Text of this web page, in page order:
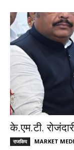
के.एम.टी.
राजकिय MARKET